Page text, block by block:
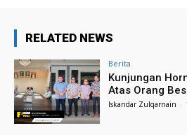
RELATED NEWS
Berita
Kunjungan
Atas Orang
Iskandar Zulqarnain -